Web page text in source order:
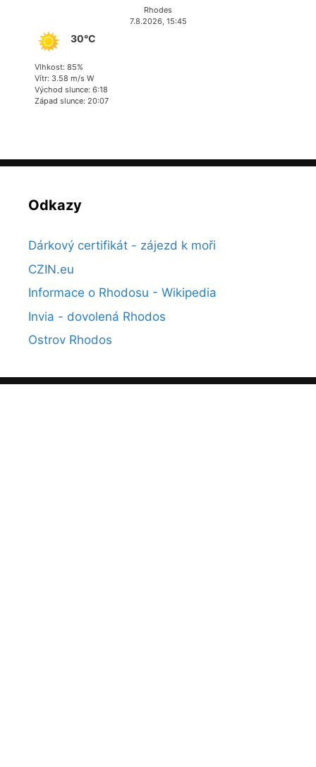
Rhodes
7.8.2026, 15:45
30°C
Vlhkost: 85%
Vítr: 3.58 m/s W
Východ slunce: 6:18
Západ slunce: 20:07
Odkazy
Dárkový certifikát - zájezd k moři
CZIN.eu
Informace o Rhodosu - Wikipedia
Invia - dovolená Rhodos
Ostrov Rhodos